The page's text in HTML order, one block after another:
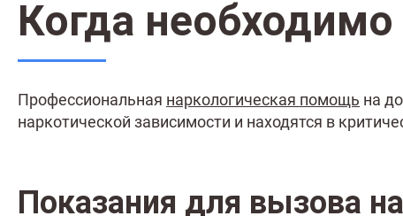
Когда
Профессиональная наркологическая помощь на
наркотической зависимости и находятся в
Показания для вызова